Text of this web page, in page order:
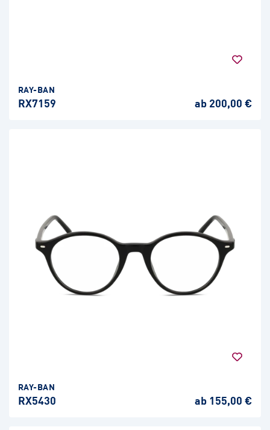
RAY-BAN
RX7159 ab 200,00 €
RAY-BAN
RX5430 ab 155,00 €